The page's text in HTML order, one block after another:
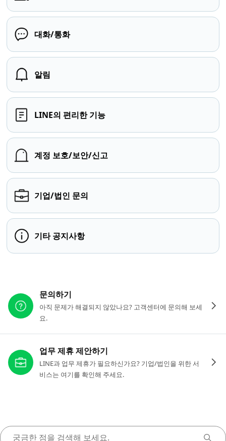
대화/통화
알림
LINE의 편리한 기능
계정 보호/보안/신고
기업/법인 문의
기타 공지사항
문의하기
아직 문제가 해결되지 않았나요? 고객센터에 문의해 보세
요.
업무 제휴 제안하기
LINE과 업무 제휴가 필요하신가요? 기업/법인을 위한 서
비스는 여기를 확인해 주세요.